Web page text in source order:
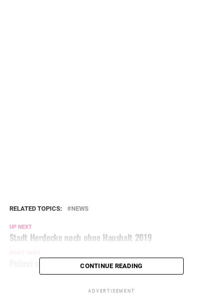
RELATED TOPICS: NEWS
UP NEXT
Stadt Herdecke noch ohne Haushalt 2019
Polizei sucht Kneipen-Randalierer
CONTINUE READING
ADVERTISEMENT